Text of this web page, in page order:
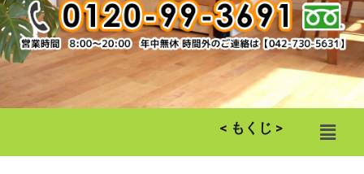
< もくじ > メ
ニ
ュ